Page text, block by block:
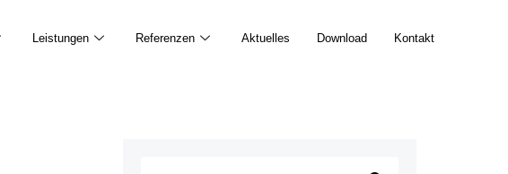
Leistungen Referenzen Aktuelles Download Kontakt